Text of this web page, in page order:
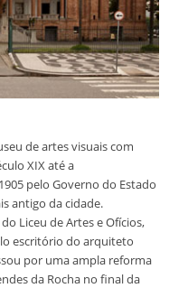
de artes visuais com
XIX até a
pelo Governo do Estado
antigo da cidade.
Liceu de Artes e Ofícios,
escritório do arquiteto
por uma ampla reforma
da Rocha no final da